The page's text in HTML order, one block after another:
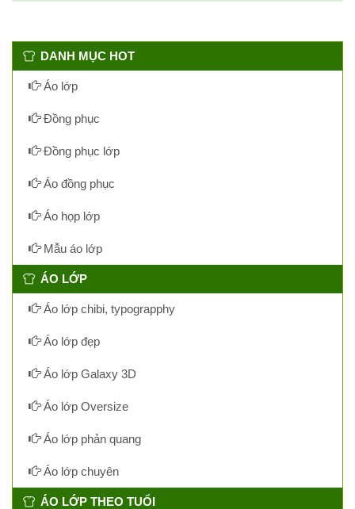
DANH MỤC HOT
Áo lớp
Đồng phục
Đồng phục lớp
Áo đồng phục
Áo họp lớp
Mẫu áo lớp
ÁO LỚP
Áo lớp chibi, typograpphy
Áo lớp đẹp
Áo lớp Galaxy 3D
Áo lớp Oversize
Áo lớp phản quang
Áo lớp chuyên
ÁO LỚP THEO TUỔI